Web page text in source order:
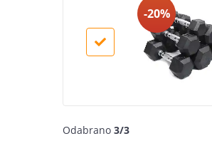
-20%
Odabrano 3/3